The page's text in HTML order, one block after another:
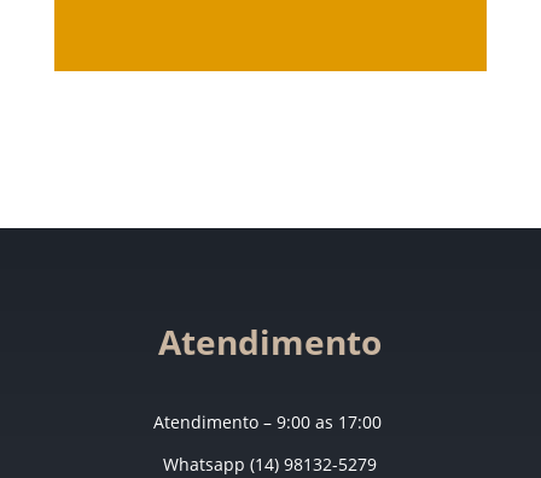
Atendimento
Atendimento – 9:00 as 17:00
Whatsapp (14) 98132-5279